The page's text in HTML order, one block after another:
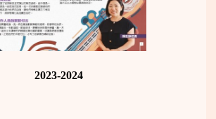
2023-2024